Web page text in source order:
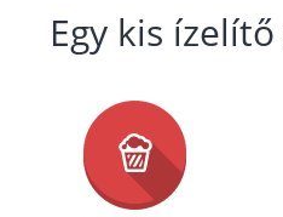
Egy kis